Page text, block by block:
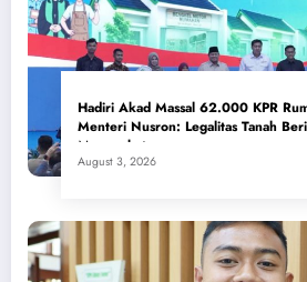
Hadiri Akad Massal 62.000 KPR
Menteri Nusron: Legalitas Tanah
Masyarakat
August 3, 2026